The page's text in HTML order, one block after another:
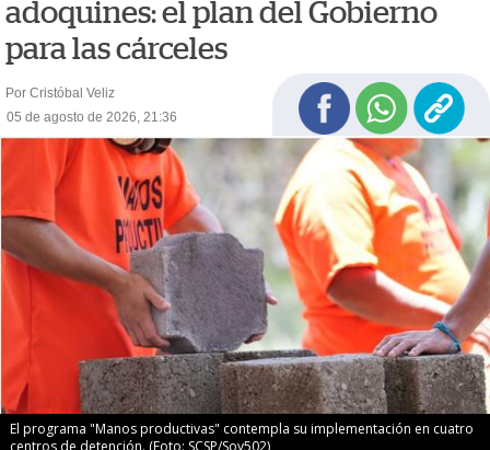
adoquines: el plan del Gobierno
para las cárceles
Por Cristóbal Veliz
05 de agosto de 2026, 21:36
El programa "Manos productivas" contempla su implementación en cuatro